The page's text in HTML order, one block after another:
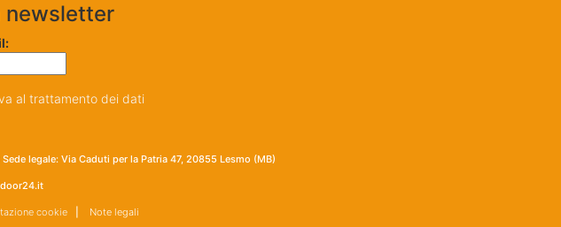
newsletter
al trattamento dei dati
legale: Via Caduti per la Patria 47, 20855 Lesmo (MB)
cookie| Note legali